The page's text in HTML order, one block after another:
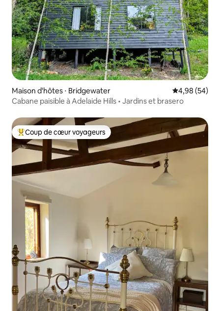
Maison d'hôtes ⋅ Bridgewater Évaluation
4,98 (54)
Cabane paisible à Adelaide Hills • Jardins et brasero
Coups de cœur voyageurs les plus appréciés
Coup de cœur voyageurs